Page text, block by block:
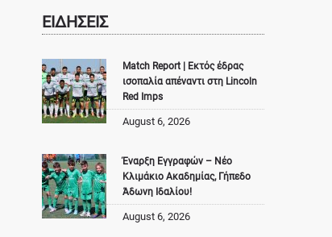
ΕΙΔΗΣΕΙΣ
Match Report | Εκτός έδρας
ισοπαλία απέναντι στη Lincoln
Red Imps
August 6, 2026
Έναρξη Εγγραφών – Νέο
Κλιμάκιο Ακαδημίας, Γήπεδο
Άδωνη Ιδαλίου!
August 6, 2026